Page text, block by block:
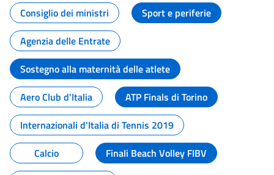
Consiglio dei ministri
Sport e periferie
Agenzia delle Entrate
Sostegno alla maternità delle atlete
Aero Club d'Italia
ATP Finals di Torino
Internazionali d'Italia di Tennis 2019
Calcio
Finali Beach Volley FIBV